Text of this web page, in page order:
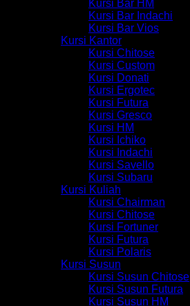
Kursi Bar HM
Kursi Bar Indachi
Kursi Bar Vios
Kursi Kantor
Kursi Chitose
Kursi Custom
Kursi Donati
Kursi Ergotec
Kursi Futura
Kursi Gresco
Kursi HM
Kursi Ichiko
Kursi Indachi
Kursi Savello
Kursi Subaru
Kursi Kuliah
Kursi Chairman
Kursi Chitose
Kursi Fortuner
Kursi Futura
Kursi Polaris
Kursi Susun
Kursi Susun Chitose
Kursi Susun Futura
Kursi Susun HM